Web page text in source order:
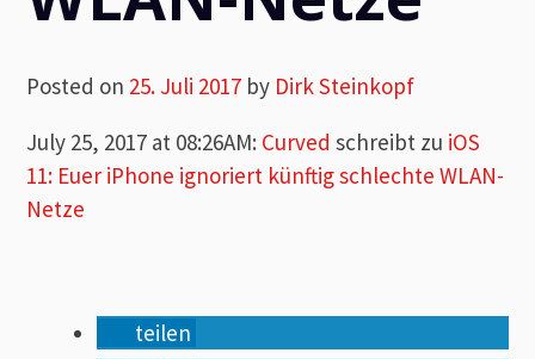
Posted on 25. Juli 2017 by Dirk Steinkopf
July 25, 2017 at 08:26AM: Curved schreibt zu iOS
11: Euer iPhone ignoriert künftig schlechte WLAN-
Netze
teilen